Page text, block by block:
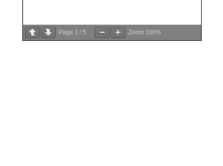
Page 1 / 5 Zoom 100%